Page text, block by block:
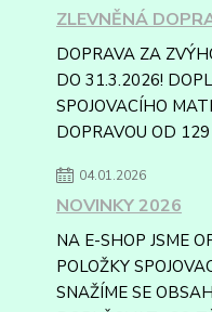
ZLEVNĚNÁ
DOPRAVA ZA
DO 31.3.2026!
SPOJOVACÍHO
DOPRAVOU OD
04.01.2026
NOVINKY 2026
NA E-SHOP JSME
POLOŽKY
SNAŽÍME SE